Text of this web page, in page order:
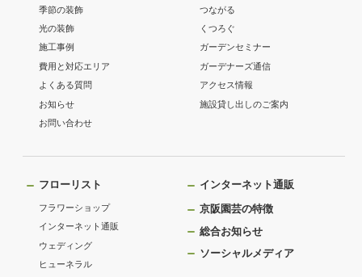
季節の装飾
光の装飾
施工事例
費用と対応エリア
よくある質問
お知らせ
お問い合わせ
つながる
くつろぐ
ガーデンセミナー
ガーデナーズ通信
アクセス情報
施設貸し出しのご案内
フローリスト
フラワーショップ
インターネット通販
ウェディング
ヒューネラル
インターネット通販
京阪園芸の特徴
総合お知らせ
ソーシャルメディア